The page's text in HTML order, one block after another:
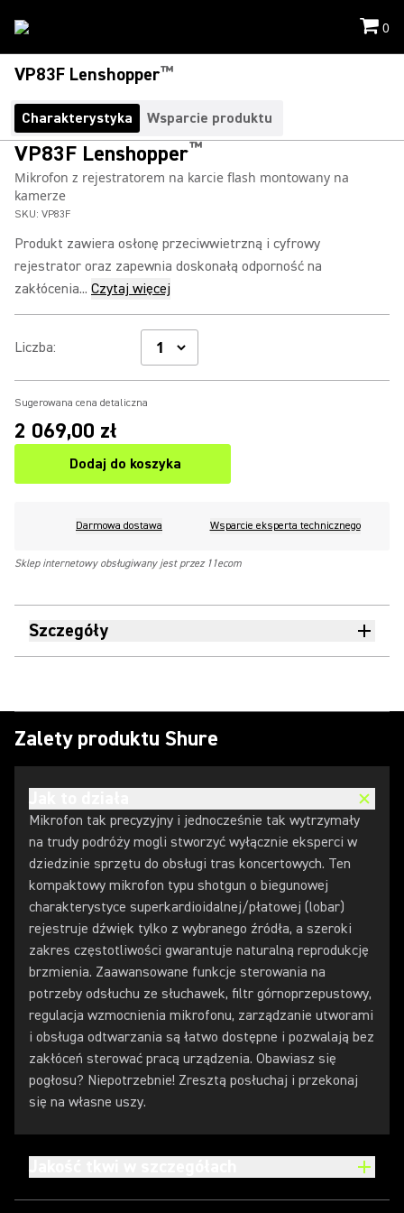
0
VP83F Lenshopper™
Charakterystyka Wsparcie produktu
VP83F Lenshopper™
Mikrofon z rejestratorem na karcie flash montowany na
kamerze
SKU: VP83F
Produkt zawiera osłonę przeciwwietrzną i cyfrowy
rejestrator oraz zapewnia doskonałą odporność na
zakłócenia... Czytaj więcej
Liczba:
Sugerowana cena detaliczna
2 069,00 zł
Dodaj do koszyka
Darmowa dostawa Wsparcie eksperta technicznego
Sklep internetowy obsługiwany jest przez 11ecom
Szczegóły
Zalety produktu Shure
Mikrofon tak precyzyjny i jednocześnie tak wytrzymały
na trudy podróży mogli stworzyć wyłącznie eksperci w
dziedzinie sprzętu do obsługi tras koncertowych. Ten
kompaktowy mikrofon typu shotgun o biegunowej
charakterystyce superkardioidalnej/płatowej (lobar)
rejestruje dźwięk tylko z wybranego źródła, a szeroki
zakres częstotliwości gwarantuje naturalną reprodukcję
brzmienia. Zaawansowane funkcje sterowania na
potrzeby odsłuchu ze słuchawek, filtr górnoprzepustowy,
regulacja wzmocnienia mikrofonu, zarządzanie utworami
i obsługa odtwarzania są łatwo dostępne i pozwalają bez
zakłóceń sterować pracą urządzenia. Obawiasz się
pogłosu? Niepotrzebnie! Zresztą posłuchaj i przekonaj
się na własne uszy.